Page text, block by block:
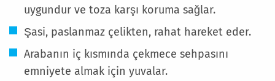
uygundur ve toza karşı koruma sağlar.
Şasi, paslanmaz çelikten, rahat hareket eder.
Arabanın iç kısmında çekmece sehpasını
emniyete almak için yuvalar.